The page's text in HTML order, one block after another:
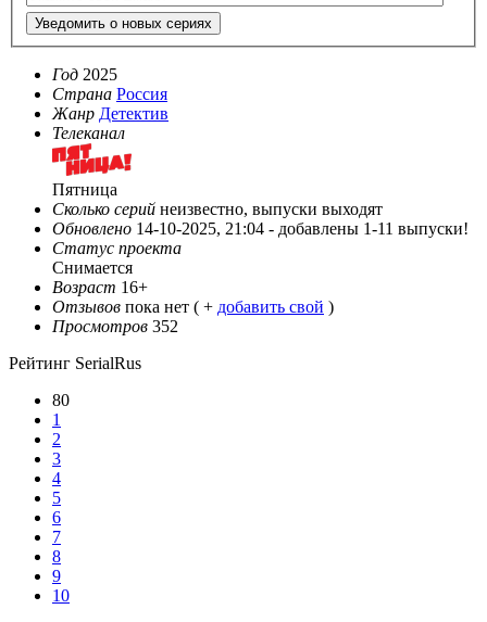
Уведомить о новых сериях
Год 2025
Страна Россия
Жанр Детектив
Телеканал
Пятница
Сколько серий неизвестно, выпуски выходят
Обновлено 14-10-2025, 21:04 - добавлены 1-11 выпуски!
Статус проекта
Снимается
Возраст 16+
Отзывов пока нет ( + добавить свой )
Просмотров 352
Рейтинг SerialRus
80
1
2
3
4
5
6
7
8
9
10